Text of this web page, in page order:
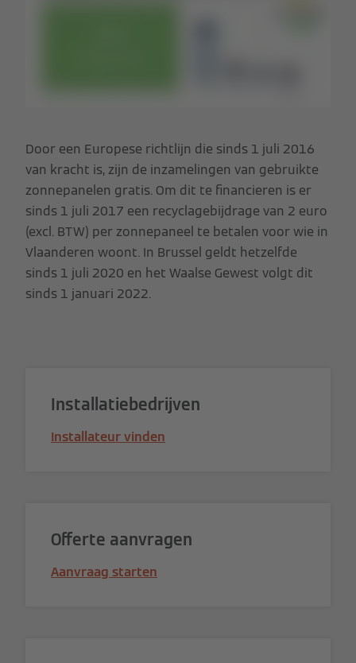
Door een Europese richtlijn die sinds 1 juli 2016
van kracht is, zijn de inzamelingen van gebruikte
zonnepanelen gratis. Om dit te financieren is er
sinds 1 juli 2017 een recyclagebijdrage van 2 euro
(excl. BTW) per zonnepaneel te betalen voor wie in
Vlaanderen woont. In Brussel geldt hetzelfde
sinds 1 juli 2020 en het Waalse Gewest volgt dit
sinds 1 januari 2022.
Installatiebedrijven
Installateur vinden
Offerte aanvragen
Aanvraag starten